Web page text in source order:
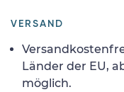
VERSAND
Länder der EU,
möglich.